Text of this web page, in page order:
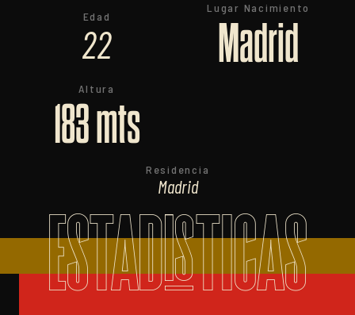
Edad
22
Lugar Nacimiento
Madrid
Altura
183 mts
Residencia
Madrid
ESTADISTICAS